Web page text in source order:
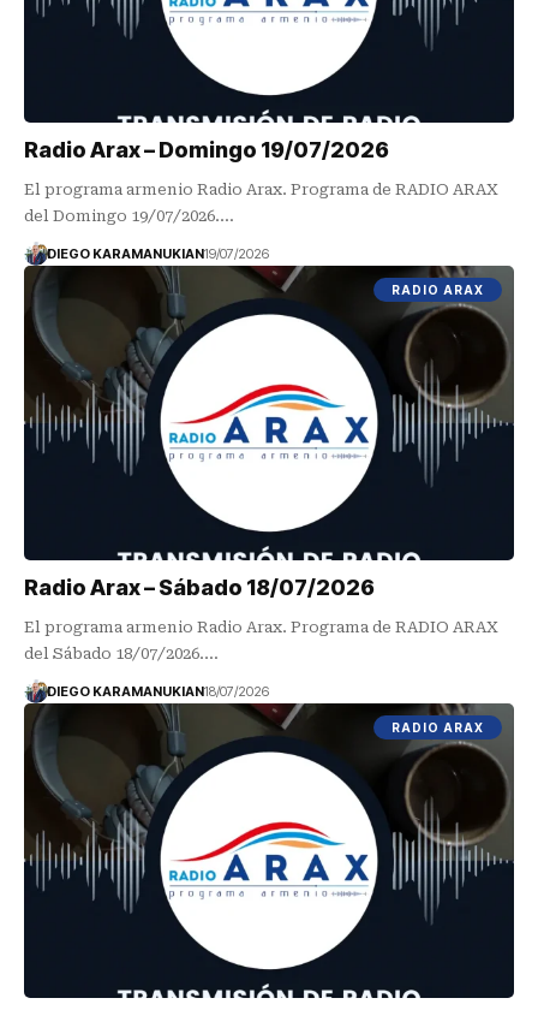
Radio Arax – Domingo 19/07/2026
El programa armenio Radio Arax. Programa de RADIO ARAX
del Domingo 19/07/2026.…
DIEGO KARAMANUKIAN19/07/2026
RADIO ARAX
Radio Arax – Sábado 18/07/2026
El programa armenio Radio Arax. Programa de RADIO ARAX
del Sábado 18/07/2026.…
DIEGO KARAMANUKIAN18/07/2026
RADIO ARAX